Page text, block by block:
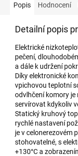
Popis Hodnocení
Detailní popis
Elektrické
pečení,
a dále k udržení
Díky elektronické
vpichovou teplotní
odvlhčení komory
servírovat kdykoliv
Statický kruhový
rychlé nastavení
je v celonerezovém
stohovatelné, s
+130°C a